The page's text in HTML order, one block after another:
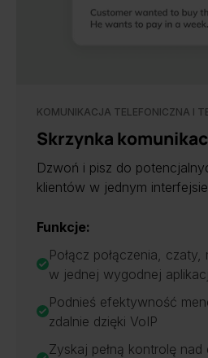
KOMUNIKACJA TELEFONICZNA I
Skrzynka
Dzwoń i pisz do
klientów w jednym interfejsie
Funkcje:
Połącz połączenia,
w jednej wygodnej
Podnieś efektywność
zdalnie dzięki VoIP
Zyskaj pełną kontrolę nad